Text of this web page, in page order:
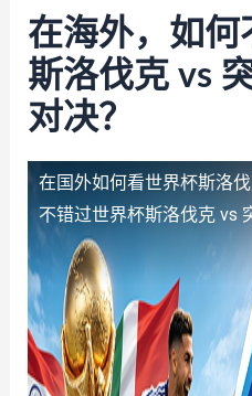
在海外，如何
斯洛伐克 vs
对决？
在国外如何看世界杯斯洛
不错过世界杯斯洛伐克 vs